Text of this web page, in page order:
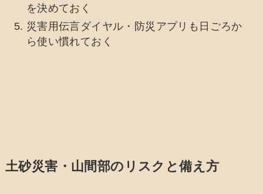
を決めておく
災害用伝言ダイヤル・防災アプリも日ごろか
ら使い慣れておく
土砂災害・山間部のリスクと備え方